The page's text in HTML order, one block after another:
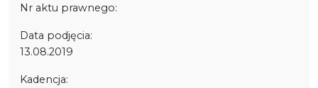
Nr aktu prawnego:
Data podjęcia:
13.08.2019
Kadencja: